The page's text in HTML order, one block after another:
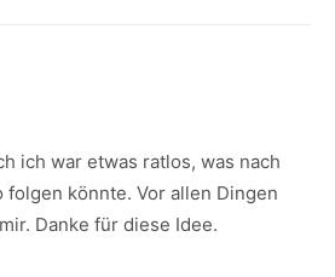
ich war etwas ratlos, was nach
folgen könnte. Vor allen Dingen
Danke für diese Idee.